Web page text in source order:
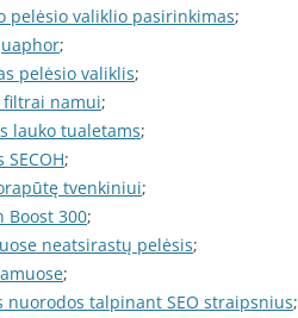
pelėsio valiklio pasirinkimas;
;
pelėsio valiklis;
filtrai namui;
lauko tualetams;
;
tvenkiniui;
Boost 300;
neatsirastų pelėsis;
;
nuorodos talpinant SEO straipsnius;